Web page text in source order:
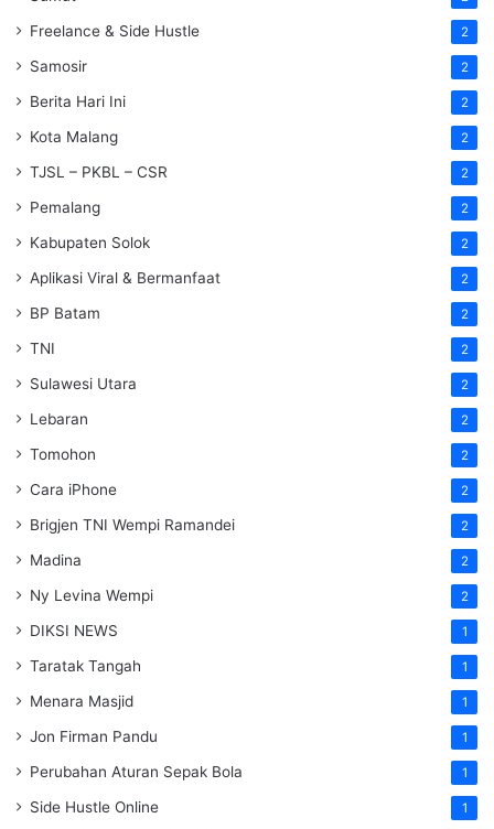
Freelance & Side Hustle 2
Samosir 2
Berita Hari Ini 2
Kota Malang 2
TJSL – PKBL – CSR 2
Pemalang 2
Kabupaten Solok 2
Aplikasi Viral & Bermanfaat 2
BP Batam 2
TNI 2
Sulawesi Utara 2
Lebaran 2
Tomohon 2
Cara iPhone 2
Brigjen TNI Wempi Ramandei 2
Madina 2
Ny Levina Wempi 2
DIKSI NEWS 1
Taratak Tangah 1
Menara Masjid 1
Jon Firman Pandu 1
Perubahan Aturan Sepak Bola 1
Side Hustle Online 1